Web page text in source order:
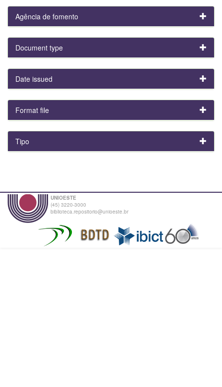
Agência de fomento
Document type
Date issued
Format file
Tipo
UNIOESTE
(45) 3220-3000
biblioteca.repositorio@unioeste.br